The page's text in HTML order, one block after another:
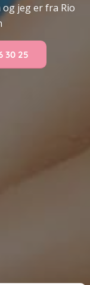
jeg er fra Rio
30 25